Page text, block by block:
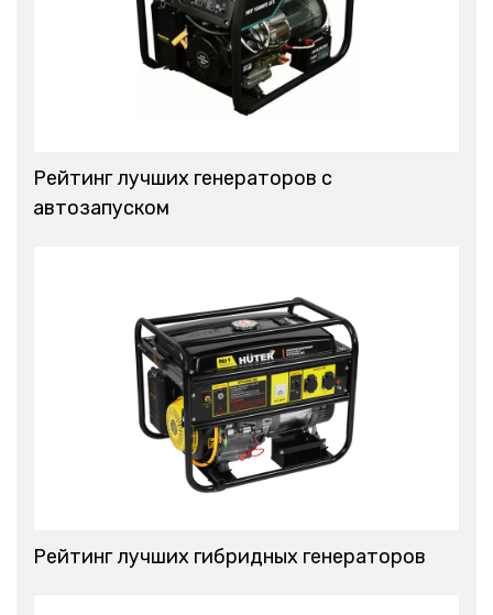
Рейтинг лучших генераторов с
автозапуском
Рейтинг лучших гибридных генераторов